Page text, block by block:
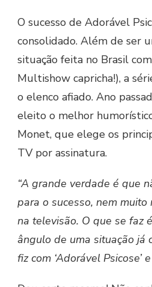
O sucesso de Adorável
consolidado. Além de ser
situação feita no Brasil
Multishow capricha!), a
o elenco afiado. Ano
eleito o melhor
Monet, que elege os
TV por assinatura.
“A grande verdade é que
para o sucesso, nem
na televisão. O que se faz
ângulo de uma situação já
fiz com ‘Adorável Psicose’